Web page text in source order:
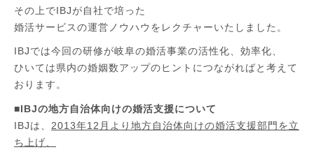
その上でIBJが自社で培った
婚活サービスの運営ノウハウをレクチャーいたしました。
IBJでは今回の研修が岐阜の婚活事業の活性化、効率化、
ひいては県内の婚姻数アップのヒントにつながればと考えて
おります。
■IBJの地方自治体向けの婚活支援について
IBJは、 2013年12月より地方自治体向けの婚活支援部門を立
ち上げ、